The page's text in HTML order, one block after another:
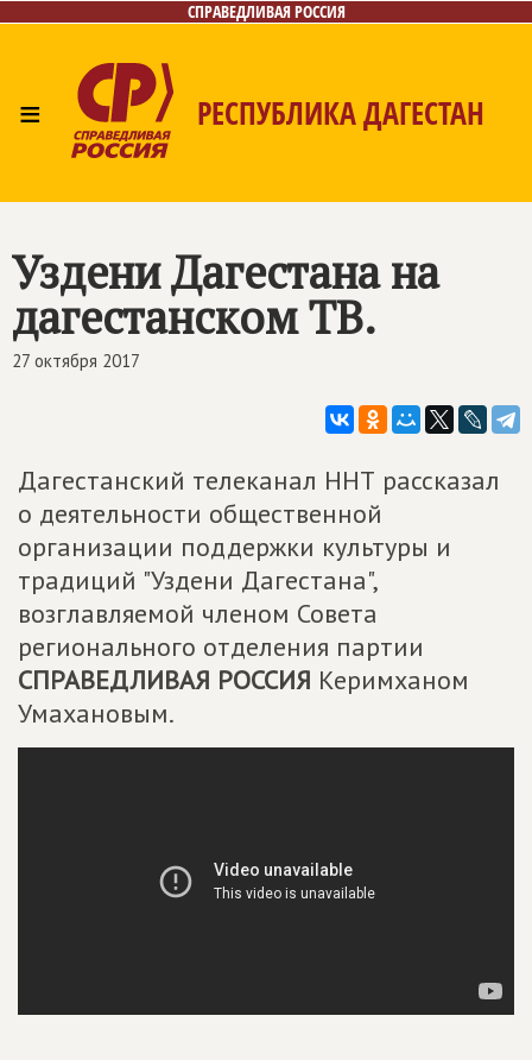
СПРАВЕДЛИВАЯ РОССИЯ
≡ РЕСПУБЛИКА ДАГЕСТАН
Уздени Дагестана на
дагестанском ТВ.
27 октября 2017
Дагестанский телеканал ННТ рассказал
о деятельности общественной
организации поддержки культуры и
традиций "Уздени Дагестана",
возглавляемой членом Совета
регионального отделения партии
СПРАВЕДЛИВАЯ РОССИЯ Керимханом
Умахановым.